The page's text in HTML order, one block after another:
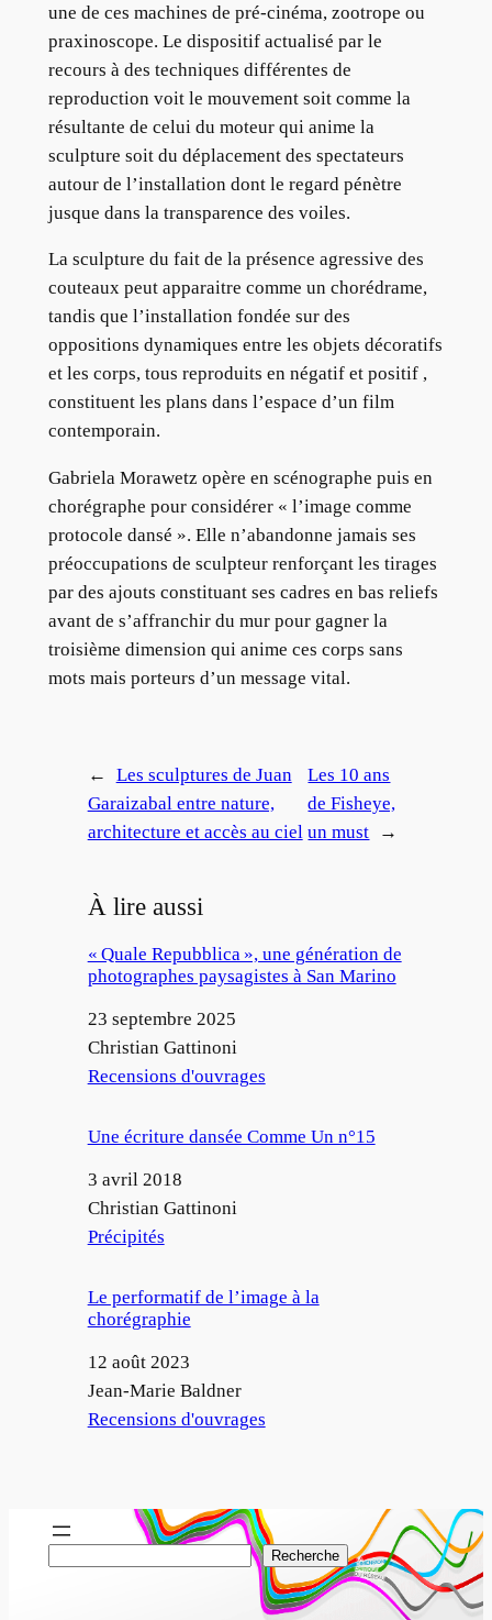
une de ces machines de pré-cinéma, zootrope ou
praxinoscope. Le dispositif actualisé par le
recours à des techniques différentes de
reproduction voit le mouvement soit comme la
résultante de celui du moteur qui anime la
sculpture soit du déplacement des spectateurs
autour de l’installation dont le regard pénètre
jusque dans la transparence des voiles.
La sculpture du fait de la présence agressive des
couteaux peut apparaitre comme un chorédrame,
tandis que l’installation fondée sur des
oppositions dynamiques entre les objets décoratifs
et les corps, tous reproduits en négatif et positif ,
constituent les plans dans l’espace d’un film
contemporain.
Gabriela Morawetz opère en scénographe puis en
chorégraphe pour considérer « l’image comme
protocole dansé ». Elle n’abandonne jamais ses
préoccupations de sculpteur renforçant les tirages
par des ajouts constituant ses cadres en bas reliefs
avant de s’affranchir du mur pour gagner la
troisième dimension qui anime ces corps sans
mots mais porteurs d’un message vital.
←
Les sculptures de Juan
Garaizabal entre nature,
architecture et accès au ciel
Les 10 ans
de Fisheye,
un must
→
À lire aussi
« Quale Repubblica », une génération de
photographes paysagistes à San Marino
Date
23 septembre 2025
Auteur
Christian Gattinoni
Par rapport à
Recensions d'ouvrages
Une écriture dansée Comme Un n°15
Date
3 avril 2018
Auteur
Christian Gattinoni
Par rapport à
Précipités
Le performatif de l’image à la
chorégraphie
Date
12 août 2023
Auteur
Jean-Marie Baldner
Par rapport à
Recensions d'ouvrages
Recherche